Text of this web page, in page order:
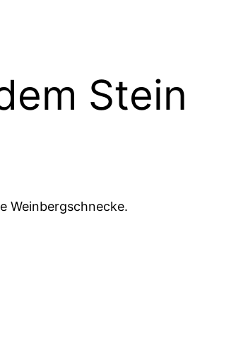
Stein
Weinbergschnecke.